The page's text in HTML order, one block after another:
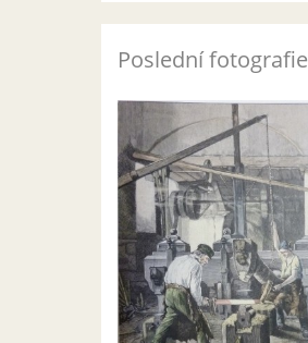
Poslední fotografie